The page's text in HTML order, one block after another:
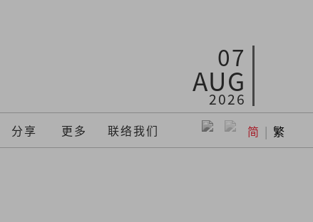
07
AUG
2026
分享 更多 联络我们 简 | 繁